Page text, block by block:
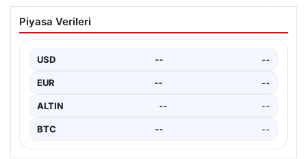
Bahçelievler’de Güvenlik Problemi ve
Binanın Çöküşü
Mahallesi Taşova Sokak’ta korkutucu bir olay yaşandı.
Yaklaşık 38…
Piyasa Verileri
USD -- --
EUR -- --
ALTIN -- --
BTC -- --